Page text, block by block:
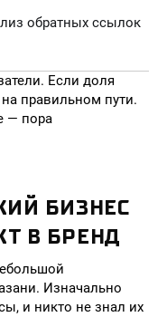
обратных ссылок
Если доля
правильном пути.
— пора
БИЗНЕС
В БРЕНД
Изначально
и никто не знал их